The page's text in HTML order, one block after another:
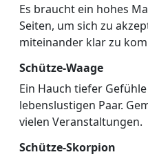
Es braucht ein hohes
Seiten, um sich zu
miteinander klar zu
Schütze-Waage
Ein Hauch tiefer
lebenslustigen Paar.
vielen Veranstaltungen.
Schütze-Skorpion